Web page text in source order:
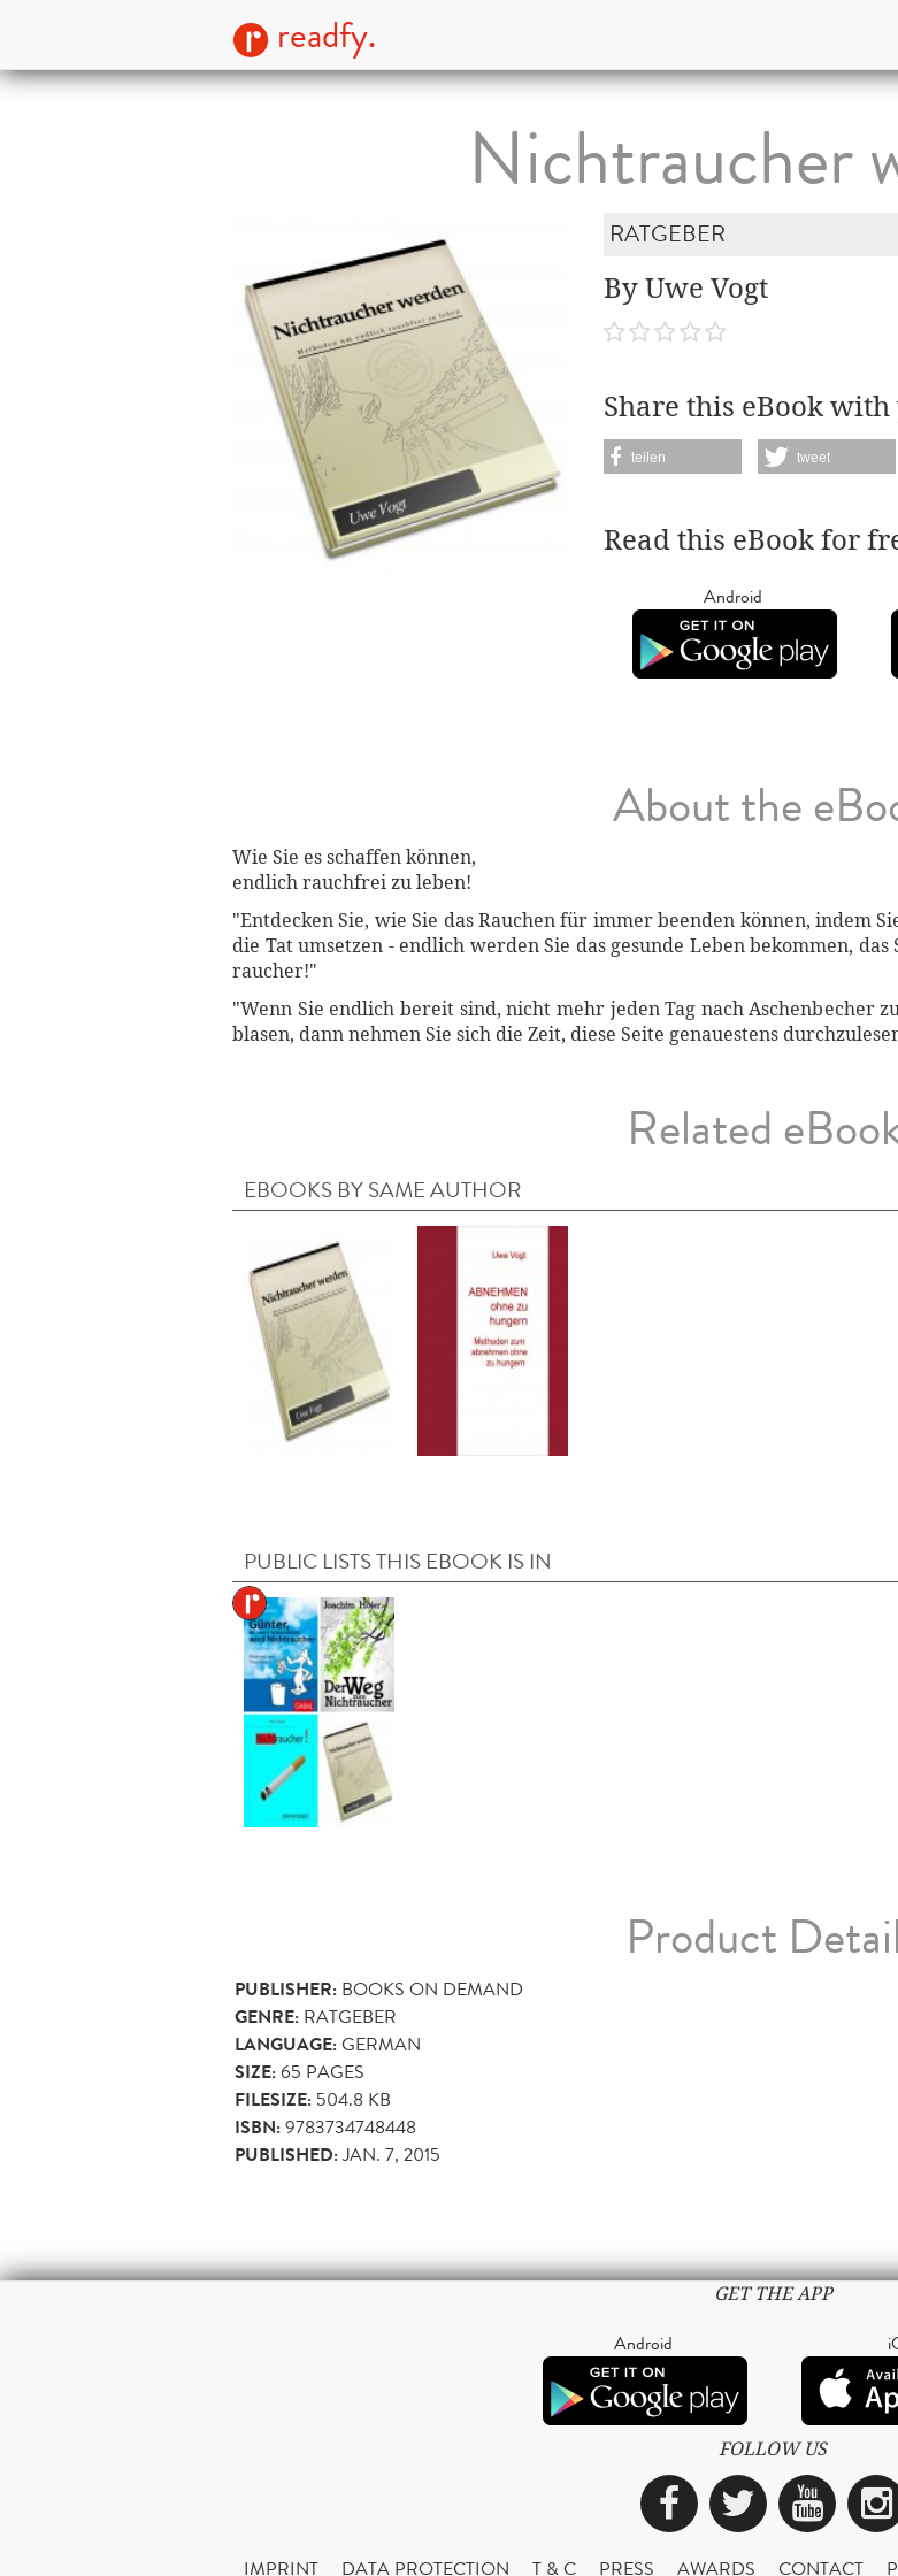
readfy.
Nichtraucher
RATGEBER
By Uwe Vogt
Share this eBook
teilen tweet
Read this eBook for
Android
About the
Wie Sie es schaffen können,
endlich rauchfrei zu leben!
"Entdecken Sie, wie Sie das Rauchen für immer beenden können, indem
die Tat umsetzen - endlich werden Sie das gesunde Leben bekommen,
raucher!"
"Wenn Sie endlich bereit sind, nicht mehr jeden Tag nach Aschenbecher
blasen, dann nehmen Sie sich die Zeit, diese Seite genauestens
Related
EBOOKS BY SAME AUTHOR
PUBLIC LISTS THIS EBOOK IS IN
Product
PUBLISHER: BOOKS ON DEMAND
GENRE: RATGEBER
LANGUAGE:GERMAN
SIZE:65 PAGES
FILESIZE: 504.8 KB
ISBN:9783734748448
PUBLISHED:JAN. 7, 2015
GET THE APP
Android
FOLLOW US
Facebook
Twitter
IMPRINT DATA PROTECTION T & C PRESS AWARDS CONTACT